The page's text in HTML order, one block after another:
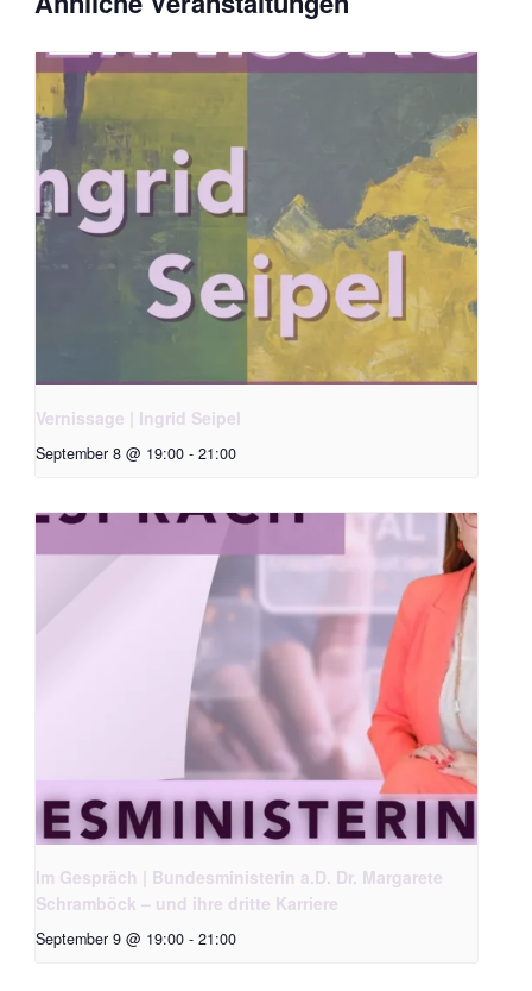
Vernissage | Ingrid Seipel
September 8 @ 19:00 - 21:00
Im Gespräch | Bundesministerin a.D. Dr. Margarete
Schramböck – und ihre dritte Karriere
September 9 @ 19:00 - 21:00